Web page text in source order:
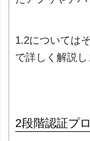
1.2については
で詳しく解説し
2段階認証プ